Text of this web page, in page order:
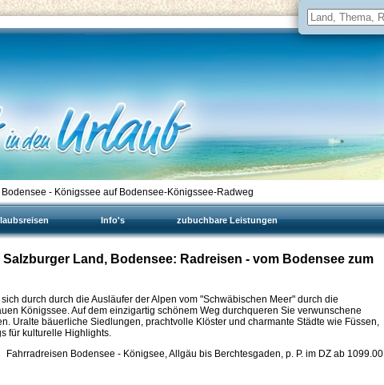
- Königssee auf Bodensee-Königssee-Radweg
Info's zubuchbare Leistungen
Land, Bodensee: Radreisen - vom Bodensee zum
durch durch die Ausläufer der Alpen vom "Schwäbischen Meer" durch die
Königssee. Auf dem einzigartig schönem Weg durchqueren Sie verwunschene
Uralte bäuerliche Siedlungen, prachtvolle Klöster und charmante Städte wie Füssen,
für kulturelle Highlights.
Fahrradreisen Bodensee - Königsee, Allgäu bis Berchtesgaden, p. P. im DZ ab 1099.00